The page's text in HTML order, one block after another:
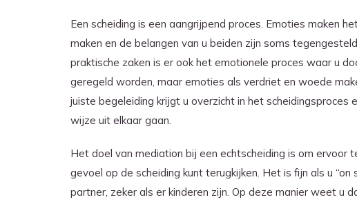
Een scheiding is een aangrijpend proces. Emoties maken
maken en de belangen van u beiden zijn soms
praktische zaken is er ook het emotionele proces waar u
geregeld worden, maar emoties als verdriet en woede
juiste begeleiding krijgt u overzicht in het scheidingsproces
wijze uit elkaar gaan.
Het doel van mediation bij een echtscheiding is om ervoor
gevoel op de scheiding kunt terugkijken. Het is fijn als u
partner, zeker als er kinderen zijn. Op deze manier weet u